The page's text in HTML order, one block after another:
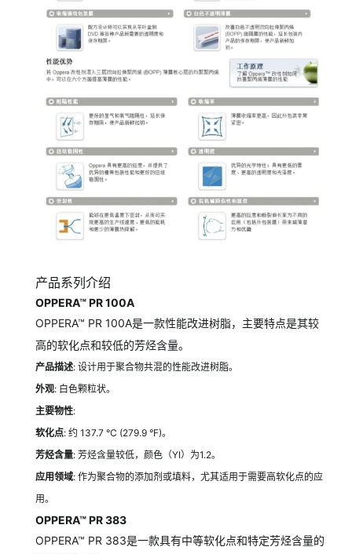
产品系列介绍
OPPERA™ PR 100A
OPPERA™ PR 100A是一款性能改进树脂，主要特点是其较
高的软化点和较低的芳烃含量。
产品描述: 设计用于聚合物共混的性能改进树脂。
外观: 白色颗粒状。
主要物性:
软化点: 约 137.7 °C (279.9 °F)。
芳烃含量: 芳烃含量较低，颜色（YI）为1.2。
应用领域: 作为聚合物的添加剂或填料，尤其适用于需要高软化点的应
用。
OPPERA™ PR 383
OPPERA™ PR 383是一款具有中等软化点和特定芳烃含量的